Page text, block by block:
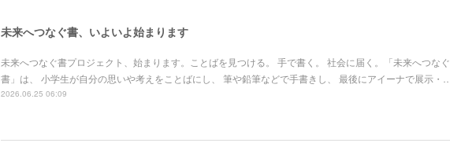
未来へつなぐ書、いよいよ始まります
未来へつなぐ書プロジェクト、始まります。ことばを見つける。 手で書く。 社会に届く。「未来へつなぐ
書」は、 小学生が自分の思いや考えをことばにし、 筆や鉛筆などで手書きし、 最後にアイーナで展示・…
2026.06.25 06:09